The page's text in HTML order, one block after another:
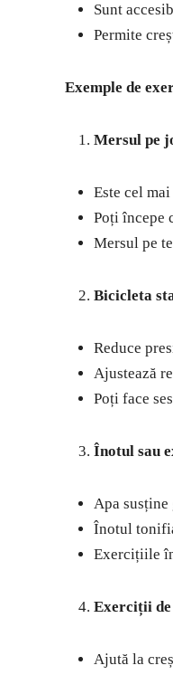
Sunt
Permite
Exemple de
Mersul pe
Este cel
Poți începe
Mersul pe
Bicicleta
Reduce
Ajustează
Poți face
Înotul sau
Apa
Înotul
Exercițiile
Exerciții
Ajută la